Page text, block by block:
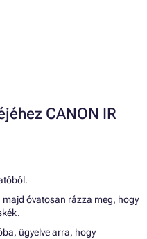
CANON IR
óvatosan rázza meg, hogy
ügyelve arra, hogy